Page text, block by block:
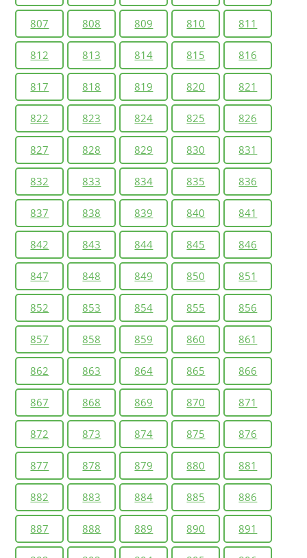
807 808 809 810 811
812 813 814 815 816
817 818 819 820 821
822 823 824 825 826
827 828 829 830 831
832 833 834 835 836
837 838 839 840 841
842 843 844 845 846
847 848 849 850 851
852 853 854 855 856
857 858 859 860 861
862 863 864 865 866
867 868 869 870 871
872 873 874 875 876
877 878 879 880 881
882 883 884 885 886
887 888 889 890 891